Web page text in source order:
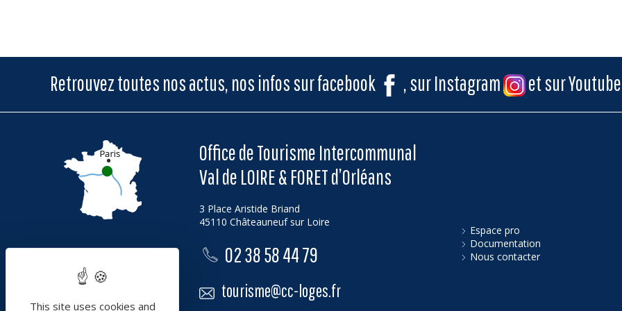
Retrouvez toutes nos actus, nos infos sur facebook , sur Instagram et sur
Office de Tourisme Intercommunal
Val de LOIRE & FORET d’Orléans
3 Place Aristide Briand
45110 Châteauneuf sur Loire
02 38 58 44 79
tourisme@cc-loges.fr
Espace pro
Documentation
Nous contacter
This site uses cookies and